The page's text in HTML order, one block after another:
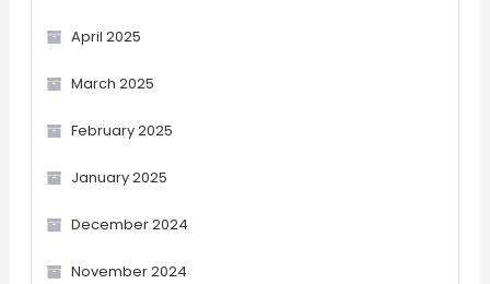
April 2025
March 2025
February 2025
January 2025
December 2024
November 2024